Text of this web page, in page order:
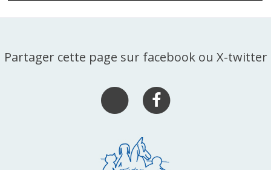
Partager cette page sur facebook ou X-twitter